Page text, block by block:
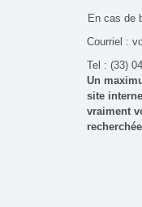
En cas de
Courriel :
Tel : (33)
Un
site
vraiment